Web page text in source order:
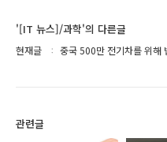
'[IT 뉴스]/과학'의 다른글
현재글 중국 500만 전기차를 위해
관련글